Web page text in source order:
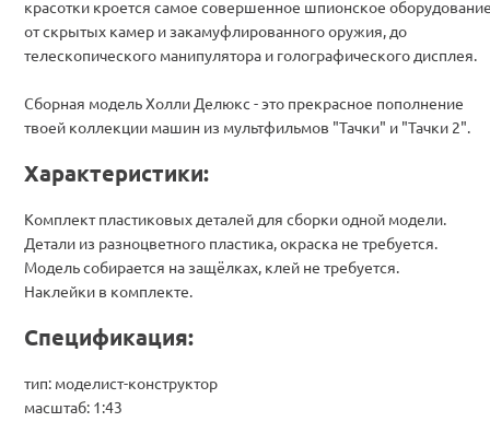
красотки кроется самое совершенное шпионское
от скрытых камер и закамуфлированного оружия, до
телескопического манипулятора и голографического дисплея.
Сборная модель Холли Делюкс - это прекрасное пополнение
твоей коллекции машин из мультфильмов "Тачки" и "Тачки 2".
Характеристики:
Комплект пластиковых деталей для сборки одной модели.
Детали из разноцветного пластика, окраска не требуется.
Модель собирается на защёлках, клей не требуется.
Наклейки в комплекте.
Спецификация:
тип: моделист-конструктор
масштаб: 1:43